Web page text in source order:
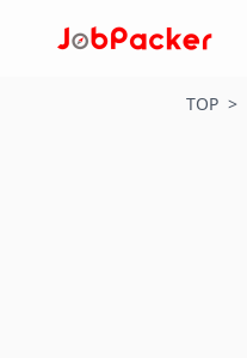
TOP >